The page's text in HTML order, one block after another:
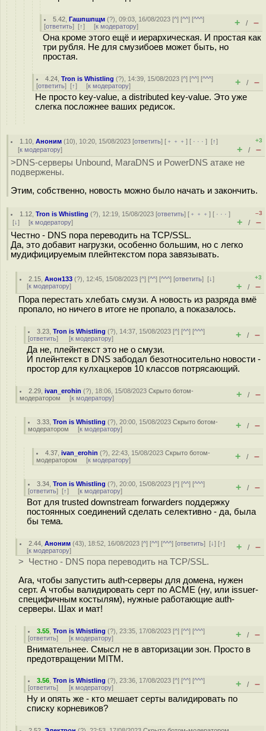
5.42 ,Гашпшпщм (?), 09:03, 16/08/2023 [^] [^^] [^^^]
[ответить] [↑] [к модератору] + / –
Она кроме этого ещё и иерархическая. И простая как
три рубля. Не для смузибоев может быть, но
простая.
4.24 ,Tron is Whistling (?), 14:39, 15/08/2023 [^] [^^] [^^^]
[ответить] [↑] [к модератору] + / –
Не просто key-value, а distributed key-value. Это уже
слегка посложнее ваших редисок.
1.10 ,Аноним (10), 10:20, 15/08/2023 [ответить] [ ﹢﹢﹢] [ · · ·][↑]
[к модератору]
+3
+ / –
>DNS-серверы Unbound, MaraDNS и PowerDNS атаке не
подвержены.
Этим, собственно, новость можно было начать и закончить.
1.12 ,Tron is Whistling (?), 12:19, 15/08/2023 [ответить] [ ﹢﹢﹢] [ · · ·]
[↓] [к модератору]
–3
+ / –
Честно - DNS пора переводить на TCP/SSL.
Да, это добавит нагрузки, особенно большим, но с легко
мудифицируемым плейнтекстом пора завязывать.
2.15 ,Анон133 (?), 12:45, 15/08/2023 [^] [^^] [^^^] [ответить][↓]
[к модератору]
+3
+ / –
Пора перестать хлебать смузи. А новость из разряда вмё
пропало, но ничего в итоге не пропало, а показалось.
3.23 ,Tron is Whistling (?), 14:37, 15/08/2023 [^] [^^] [^^^]
[ответить] [к модератору] + / –
Да не, плейнтекст это не о смузи.
И плейнтекст в DNS забодал безотносительно новости -
простор для кулхацкеров 10 классов потрясающий.
2.29 ,ivan_erohin (?), 18:06, 15/08/2023Скрыто ботом-
модератором [к модератору] + / –
3.33 ,Tron is Whistling (?), 20:00, 15/08/2023Скрыто ботом-
модератором [к модератору] + / –
4.37 ,ivan_erohin (?), 22:43, 15/08/2023Скрыто ботом-
модератором [к модератору] + / –
3.34 ,Tron is Whistling (?), 20:00, 15/08/2023 [^] [^^] [^^^]
[ответить] [↑] [к модератору] + / –
Вот для trusted downstream forwarders поддержку
постоянных соединений сделать селективно - да, была
бы тема.
2.44 ,Аноним (43), 18:52, 16/08/2023 [^] [^^] [^^^] [ответить][↓] [↑]
[к модератору] + / –
> Честно - DNS пора переводить на TCP/SSL.
Ага, чтобы запустить auth-серверы для домена, нужен
серт. А чтобы валидировать серт по ACME (ну, или issuer-
специфичным костылям), нужные работающие auth-
серверы. Шах и мат!
3.55 ,Tron is Whistling (?), 23:35, 17/08/2023 [^] [^^] [^^^]
[ответить] [к модератору] + / –
Внимательнее. Смысл не в авторизации зон. Просто в
предотвращении MITM.
3.56 ,Tron is Whistling (?), 23:36, 17/08/2023 [^] [^^] [^^^]
[ответить] [к модератору] + / –
Ну и опять же - кто мешает серты валидировать по
списку корневиков?